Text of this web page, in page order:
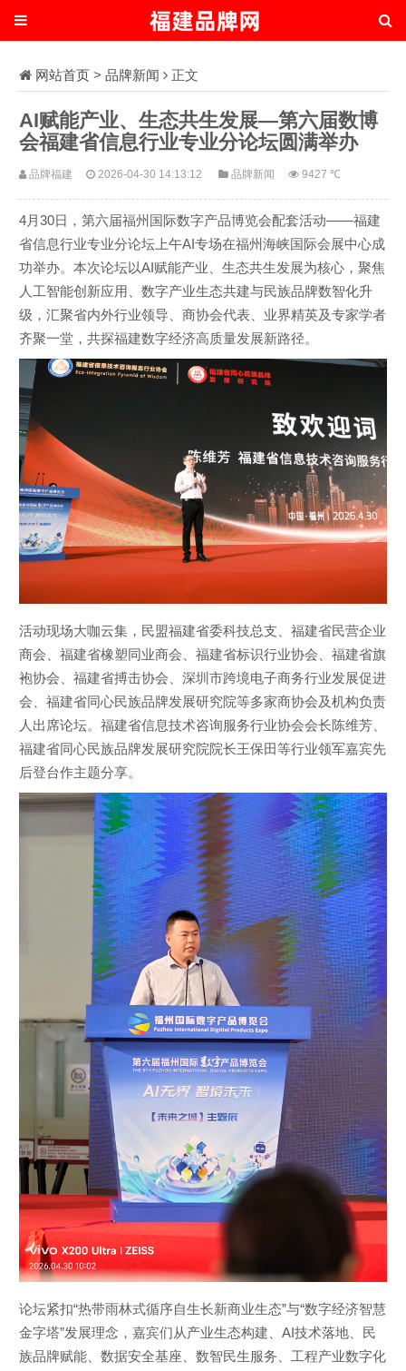
网站首页 > 品牌新闻 正文
AI赋能产业、生态共生发展—第六届数博
会福建省信息行业专业分论坛圆满举办
品牌福建 2026-04-30 14:13:12 品牌新闻 9427 ℃
4月30日，第六届福州国际数字产品博览会配套活动——福建
省信息行业专业分论坛上午AI专场在福州海峡国际会展中心成
功举办。本次论坛以AI赋能产业、生态共生发展为核心，聚焦
人工智能创新应用、数字产业生态共建与民族品牌数智化升
级，汇聚省内外行业领导、商协会代表、业界精英及专家学者
齐聚一堂，共探福建数字经济高质量发展新路径。
活动现场大咖云集，民盟福建省委科技总支、福建省民营企业
商会、福建省橡塑同业商会、福建省标识行业协会、福建省旗
袍协会、福建省搏击协会、深圳市跨境电子商务行业发展促进
会、福建省同心民族品牌发展研究院等多家商协会及机构负责
人出席论坛。福建省信息技术咨询服务行业协会会长陈维芳、
福建省同心民族品牌发展研究院院长王保田等行业领军嘉宾先
后登台作主题分享。
论坛紧扣“热带雨林式循序自生长新商业生态”与“数字经济智慧
金字塔”发展理念，嘉宾们从产业生态构建、AI技术落地、民
族品牌赋能、数据安全基座、数智民生服务、工程产业数字化